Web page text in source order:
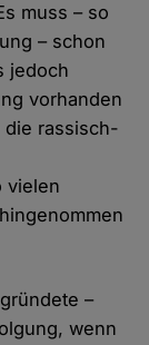
muss – so
– schon
jedoch
vorhanden
die rassisch-
vielen
–
wenn